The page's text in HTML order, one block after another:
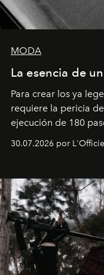
MODA
La esencia de
Para crear los ya
requiere la pericia
ejecución de 180
que se enseña
30.07.2026 por